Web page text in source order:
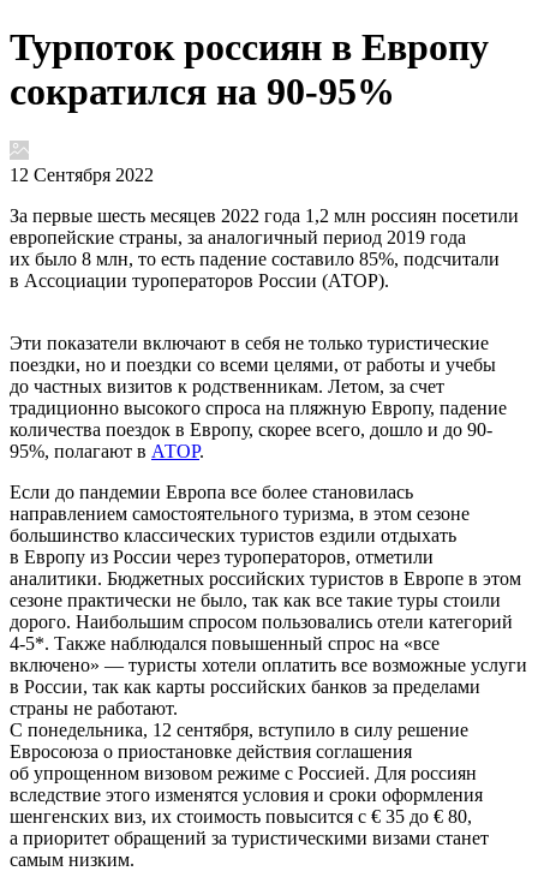
Турпоток россиян в Европу
сократился на 90-95%
12 Сентября 2022
За первые шесть месяцев 2022 года 1,2 млн россиян посетили
европейские страны, за аналогичный период 2019 года
их было 8 млн, то есть падение составило 85%, подсчитали
в Ассоциации туроператоров России (АТОР).
Эти показатели включают в себя не только туристические
поездки, но и поездки со всеми целями, от работы и учебы
до частных визитов к родственникам. Летом, за счет
традиционно высокого спроса на пляжную Европу, падение
количества поездок в Европу, скорее всего, дошло и до 90-
95%, полагают в АТОР.
Если до пандемии Европа все более становилась
направлением самостоятельного туризма, в этом сезоне
большинство классических туристов ездили отдыхать
в Европу из России через туроператоров, отметили
аналитики. Бюджетных российских туристов в Европе в этом
сезоне практически не было, так как все такие туры стоили
дорого. Наибольшим спросом пользовались отели категорий
4-5*. Также наблюдался повышенный спрос на «все
включено» — туристы хотели оплатить все возможные услуги
в России, так как карты российских банков за пределами
страны не работают.
С понедельника, 12 сентября, вступило в силу решение
Евросоюза о приостановке действия соглашения
об упрощенном визовом режиме с Россией. Для россиян
вследствие этого изменятся условия и сроки оформления
шенгенских виз, их стоимость повысится с € 35 до € 80,
а приоритет обращений за туристическими визами станет
самым низким.